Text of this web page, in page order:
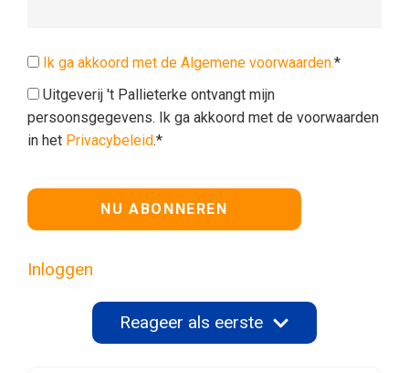
Ik ga akkoord met de Algemene voorwaarden.*
Uitgeverij 't Pallieterke ontvangt mijn
persoonsgegevens. Ik ga akkoord met de voorwaarden
in het Privacybeleid.*
Geen waarde
Inloggen
Reageer als eerste